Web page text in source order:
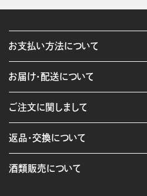
お支払い方法について
お届け・配送について
ご注文に関しまして
返品・交換について
酒類販売について